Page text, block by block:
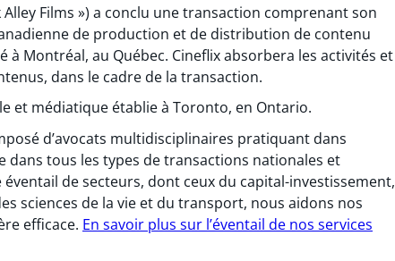
Alley Films ») a conclu une transaction comprenant son
de production et de distribution de contenu
à Montréal, au Québec. Cineflix absorbera les activités et
dans le cadre de la transaction.
et médiatique établie à Toronto, en Ontario.
d’avocats multidisciplinaires pratiquant dans
dans tous les types de transactions nationales et
de secteurs, dont ceux du capital-investissement,
sciences de la vie et du transport, nous aidons nos
efficace. En savoir plus sur l’éventail de nos services